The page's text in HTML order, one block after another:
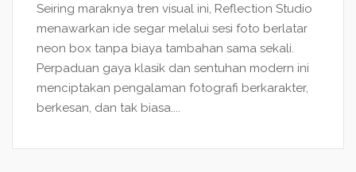
Seiring maraknya tren visual ini, Reflection Studio
menawarkan ide segar melalui sesi foto berlatar
neon box tanpa biaya tambahan sama sekali.
Perpaduan gaya klasik dan sentuhan modern ini
menciptakan pengalaman fotografi berkarakter,
berkesan, dan tak biasa....